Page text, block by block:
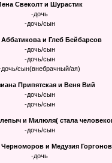
Свеколт и Шурастик
-дочь
-дочь/сын
и Глеб Бейбарсов
-дочь/сын
-дочь/сын
дочь/сын(внебрачный/ая)
Припятская и Веня Вий
-дочь/сын
-дочь/сын
и Милюля( стала
-дочь/сын
и Медузия
-дочь